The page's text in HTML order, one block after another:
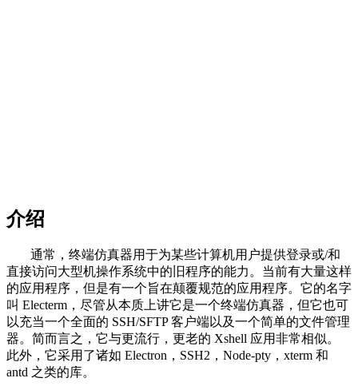
介绍
通常，终端仿真器用于为某些计算机用户提供登录或/和
直接访问大型机操作系统中的旧程序的能力。当前有大量这样
的应用程序，但是有一个旨在颠覆规范的应用程序。它的名字
叫 Electerm，尽管从本质上讲它是一个终端仿真器，但它也可
以充当一个全面的 SSH/SFTP 客户端以及一个简单的文件管理
器。简而言之，它与更流行，更老的 Xshell 应用非常相似。
此外，它采用了诸如 Electron，SSH2，Node-pty，xterm 和
antd 之类的库。